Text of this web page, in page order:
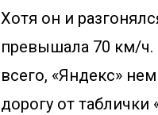
Хотя он и
превышала 70 км/ч.
всего, «Яндекс»
дорогу от таблички